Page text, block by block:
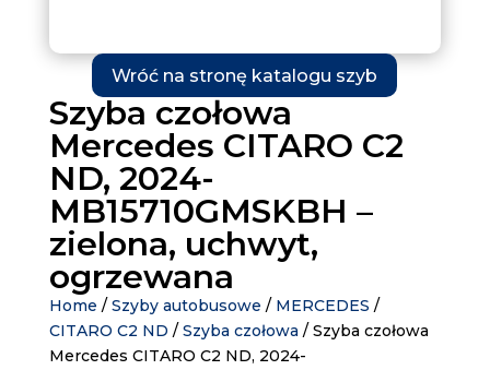
Wróć na stronę katalogu szyb
Szyba czołowa
Mercedes CITARO C2
ND, 2024-
MB15710GMSKBH –
zielona, uchwyt,
ogrzewana
Home / Szyby autobusowe / MERCEDES /
CITARO C2 ND / Szyba czołowa / Szyba czołowa
Mercedes CITARO C2 ND, 2024-